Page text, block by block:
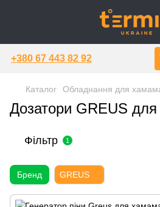
+380 67 443 82 92
Каталог Обладнання для
Дозатори GREUS
Фільтр 1
Бренд GREUS